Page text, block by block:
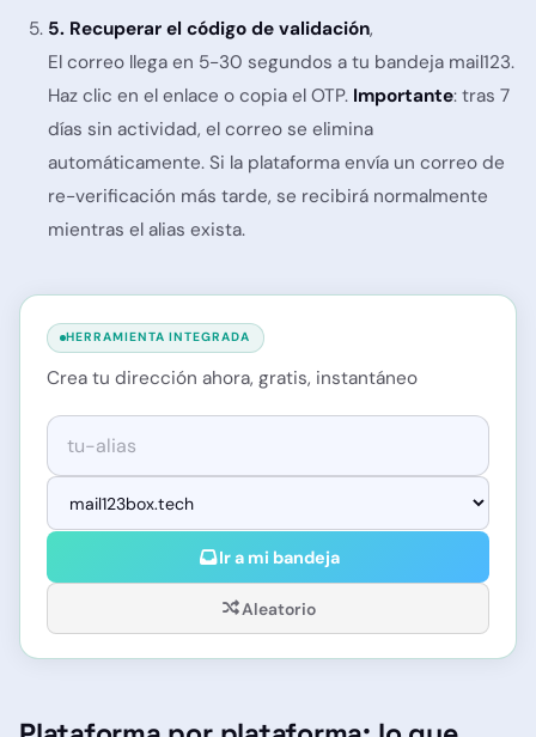
5. Recuperar el código de validación,
El correo llega en 5-30 segundos a tu bandeja mail123.
Haz clic en el enlace o copia el OTP. Importante: tras 7
días sin actividad, el correo se elimina
automáticamente. Si la plataforma envía un correo de
re-verificación más tarde, se recibirá normalmente
mientras el alias exista.
HERRAMIENTA INTEGRADA
Crea tu dirección ahora, gratis, instantáneo
Ir a mi bandeja
Aleatorio